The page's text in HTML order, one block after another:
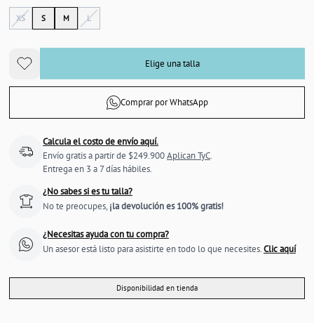
XS S M L
Elige una talla
Comprar por WhatsApp
Calcula el costo de envío aquí.
Envío gratis a partir de $249.900Aplican TyC.
Entrega en 3 a 7 días hábiles.
¿No sabes si es tu talla?
No te preocupes, ¡la devolución es 100% gratis!
¿Necesitas ayuda con tu compra?
Un asesor está listo para asistirte en todo lo que necesites.Clic aquí
Disponibilidad en tienda